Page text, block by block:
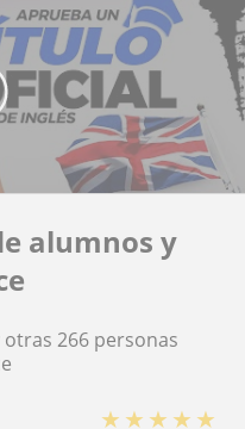
alumnos y
266 personas
★ ★ ★ ★ ★